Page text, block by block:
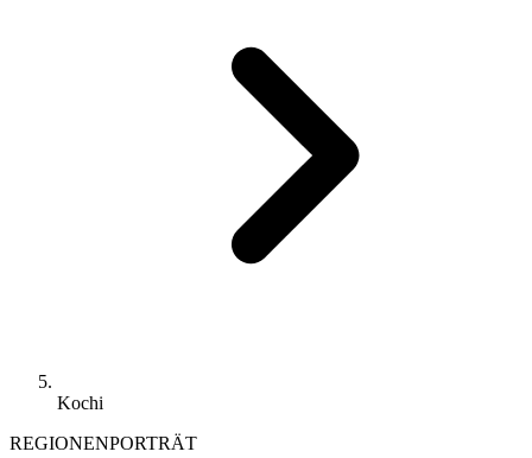
Kochi
REGIONENPORTRÄT